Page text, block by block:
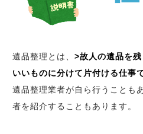
遺品整理とは、>故人の遺品を
いいものに分けて片付ける仕事
遺品整理業者が自ら行うことも
者を紹介することもあります。